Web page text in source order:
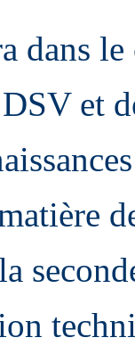
dans
et